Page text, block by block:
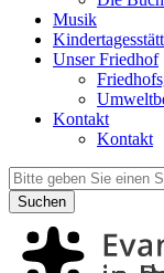
Musik
Unser Friedhof
Kontakt
Kontakt
Suchen